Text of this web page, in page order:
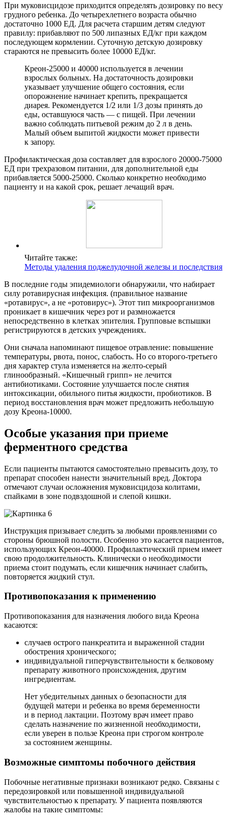
При муковисцидозе приходится определять дозировку по весу
грудного ребенка. До четырехлетнего возраста обычно
достаточно 1000 ЕД. Для расчета старшим детям следуют
правилу: прибавляют по 500 липазных ЕД/кг при каждом
последующем кормлении. Суточную детскую дозировку
стараются не превысить более 10000 ЕД/кг.
Креон-25000 и 40000 используется в лечении
взрослых больных. На достаточность дозировки
указывает улучшение общего состояния, если
опорожнение начинает крепить, прекращается
диарея. Рекомендуется 1/2 или 1/3 дозы принять до
еды, оставшуюся часть — с пищей. При лечении
важно соблюдать питьевой режим до 2 л в день.
Малый объем выпитой жидкости может привести
к запору.
Профилактическая доза составляет для взрослого 20000-75000
ЕД при трехразовом питании, для дополнительной еды
прибавляется 5000-25000. Сколько конкретно необходимо
пациенту и на какой срок, решает лечащий врач.
Читайте также:
Методы удаления поджелудочной железы и последствия
В последние годы эпидемиологи обнаружили, что набирает
силу ротавирусная инфекция. (правильное название
«ротавирус», а не «ротовирус»). Этот тип микроорганизмов
проникает в кишечник через рот и размножается
непосредственно в клетках эпителия. Групповые вспышки
регистрируются в детских учреждениях.
Они сначала напоминают пищевое отравление: повышение
температуры, рвота, понос, слабость. Но со второго-третьего
дня характер стула изменяется на желто-серый
глинообразный. «Кишечный грипп» не лечится
антибиотиками. Состояние улучшается после снятия
интоксикации, обильного питья жидкости, пробиотиков. В
период восстановления врач может предложить небольшую
дозу Креона-10000.
Особые указания при приеме
ферментного средства
Если пациенты пытаются самостоятельно превысить дозу, то
препарат способен нанести значительный вред. Доктора
отмечают случаи осложнения муковисцидоза колитами,
спайками в зоне подвздошной и слепой кишки.
Инструкция призывает следить за любыми проявлениями со
стороны брюшной полости. Особенно это касается пациентов,
использующих Креон-40000. Профилактический прием имеет
свою продолжительность. Клинически о необходимости
приема стоит подумать, если кишечник начинает слабить,
повторяется жидкий стул.
Противопоказания к применению
Противопоказания для назначения любого вида Креона
касаются:
случаев острого панкреатита и выраженной стадии
обострения хронического;
индивидуальной гиперчувствительности к белковому
препарату животного происхождения, другим
ингредиентам.
Нет убедительных данных о безопасности для
будущей матери и ребенка во время беременности
и в период лактации. Поэтому врач имеет право
сделать назначение по жизненной необходимости,
если уверен в пользе Креона при строгом контроле
за состоянием женщины.
Возможные симптомы побочного действия
Побочные негативные признаки возникают редко. Связаны с
передозировкой или повышенной индивидуальной
чувствительностью к препарату. У пациента появляются
жалобы на такие симптомы: